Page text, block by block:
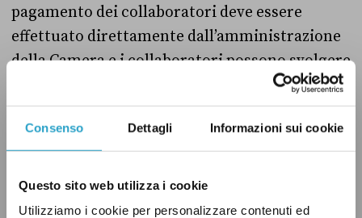
Consenso Dettagli Informazioni sui cookie
Questo sito web utilizza i cookie
Utilizziamo i cookie per personalizzare contenuti ed
pagamento dei collaboratori deve essere
effettuato direttamente dall’amministrazione
della Camera e i collaboratori possono svolgere
solo compiti riguardanti i lavori parlamentari.
In precedenza non c’erano regole specifiche su
come impiegare i collaboratori. Come al
Senato, i collaboratori erano pagati
direttamente dai deputati con cui avevano
stipulato il contratto attraverso i rimborsi